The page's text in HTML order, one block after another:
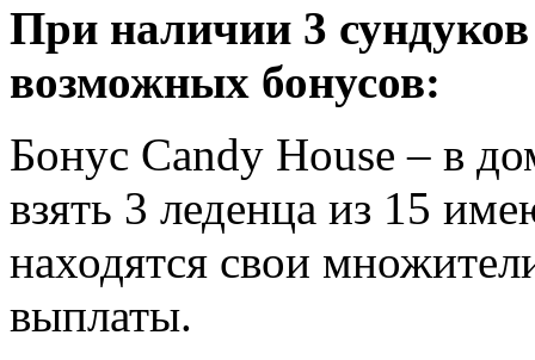
При наличии 3 сундуков
возможных бонусов:
Бонус Candy House – в
взять 3 леденца из 15
находятся свои
выплаты.